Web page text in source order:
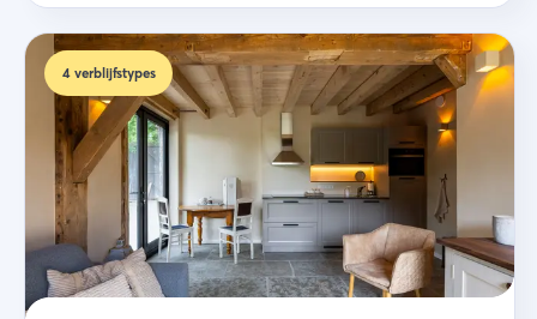
4 verblijfstypes